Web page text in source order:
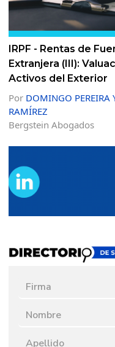
IRPF - Rentas de
Extranjera (III):
Activos del Exterior
Por DOMINGO PEREIRA
RAMÍREZ
Bergstein Abogados